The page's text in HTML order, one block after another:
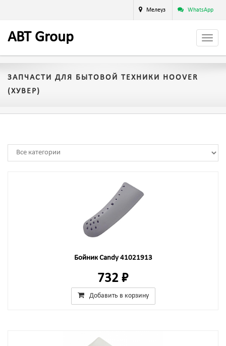
Мелеуз WhatsApp
ABT Group
ЗАПЧАСТИ ДЛЯ БЫТОВОЙ ТЕХНИКИ HOOVER
(ХУВЕР)
Бойник Candy 41021913
732 ₽
Добавить в корзину